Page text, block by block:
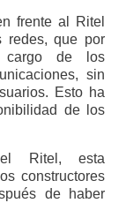
frente al Ritel
redes, que por
cargo de los
sin
Esto ha
de los
Ritel, esta
constructores
de haber